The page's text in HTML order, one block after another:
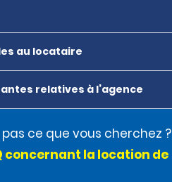
au locataire
relatives à l’agence
ce que vous cherchez ?
concernant la location de